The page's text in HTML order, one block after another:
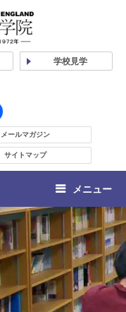
学校見学
メールマガジン
サイトマップ
メニュー